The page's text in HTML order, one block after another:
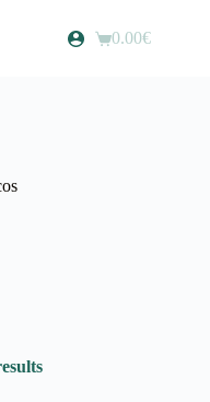
Carrinho
0.00€